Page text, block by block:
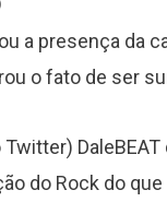
a presença da
o fato de ser
Twitter)
do Rock do que